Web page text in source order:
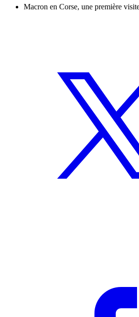
Macron en Corse, une première